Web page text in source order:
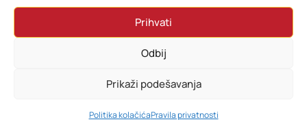
Prihvati
Odbij
Prikaži podešavanja
Politika kolačićaPravila privatnosti
PRETRAŽI KORPA MOJ RAČUN